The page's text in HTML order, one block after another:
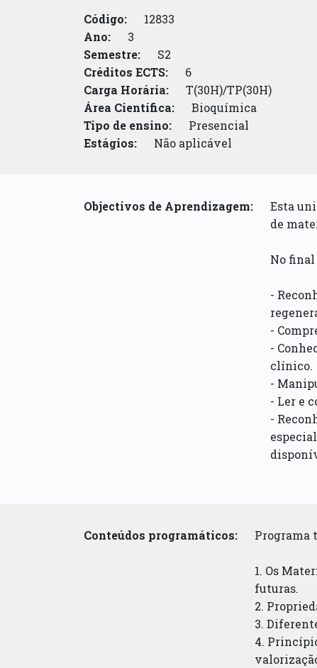
Código:
12833
Ano:
3
Semestre:
S2
Créditos ECTS:
6
Carga Horária:
T(30H)/TP(30H)
Área Científica:
Bioquímica
Tipo de ensino:
Presencial
Estágios:
Não aplicável
Objectivos de Aprendizagem:
Esta
de
No final
-
-
-
clínico.
-
- Ler e
-
Conteúdos programáticos: Programa
1. Os
futuras.
2.
3.
4.